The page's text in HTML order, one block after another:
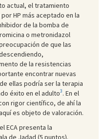
actual, el tratamiento
HP más aceptado en la
de la bomba de
o metronidazol
de que las
de la resistencias
encontrar nuevas
ellas podría ser la terapia
éxito en el adulto3. En el
rigor científico, de ahí la
es objeto de valoración.
el ECA presenta la
de Jadad (5 puntos).